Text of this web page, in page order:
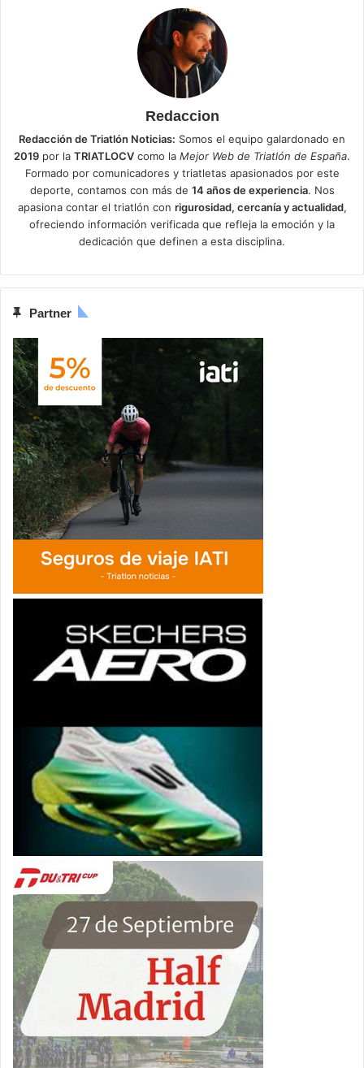
Redaccion
Redacción de Triatlón Noticias: Somos el equipo galardonado en
2019 por la TRIATLOCV como la Mejor Web de Triatlón de España.
Formado por comunicadores y triatletas apasionados por este
deporte, contamos con más de 14 años de experiencia. Nos
apasiona contar el triatlón con rigurosidad, cercanía y actualidad,
ofreciendo información verificada que refleja la emoción y la
dedicación que definen a esta disciplina.
Partner